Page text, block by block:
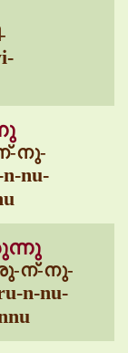
നു-
nu-
രു-ന്-നു-
n-nu-